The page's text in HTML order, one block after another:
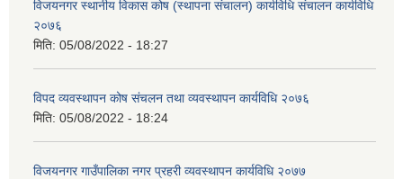
विजयनगर स्थानीय विकास कोष (स्थापना संचालन) कार्यविधि संचालन कार्यविधि
२०७६
मिति: 05/08/2022 - 18:27
विपद व्यवस्थापन कोष संचलन तथा व्यवस्थापन कार्यविधि २०७६
मिति: 05/08/2022 - 18:24
विजयनगर गाउँपालिका नगर प्रहरी व्यवस्थापन कार्यविधि २०७७